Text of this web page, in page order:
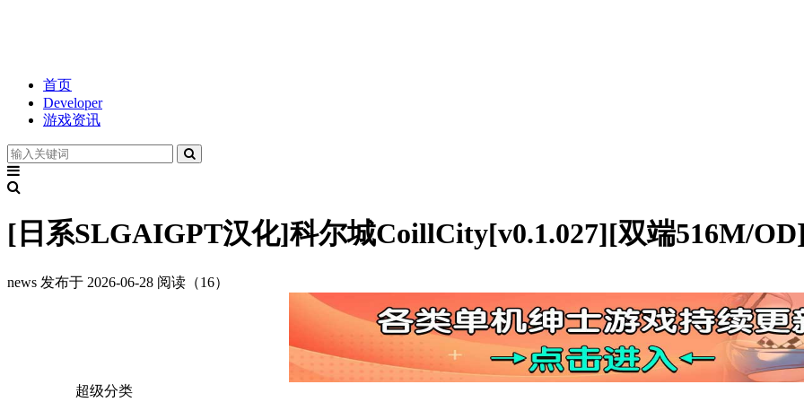
首页
Developer
游戏资讯
[日系SLGAIGPT汉化]科尔城CoillCity[v0.1.027][双端516M/
news 发布于 2026-06-28 阅读（16）
超级分类